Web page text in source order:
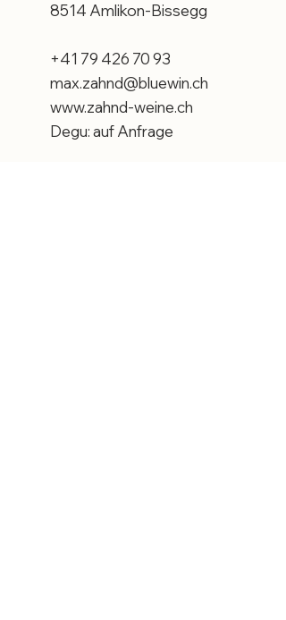
8514 Amlikon-Bissegg
+41 79 426 70 93
max.zahnd@bluewin.ch
www.zahnd-weine.ch
Degu: auf Anfrage